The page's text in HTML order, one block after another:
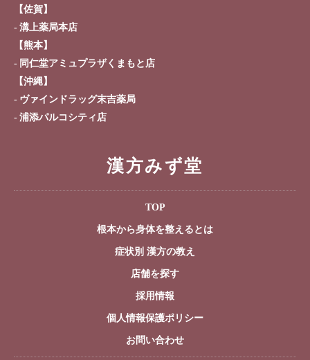
【佐賀】
溝上薬局本店
【熊本】
同仁堂アミュプラザくまもと店
【沖縄】
ヴァインドラッグ末吉薬局
浦添パルコシティ店
漢方みず堂
TOP
根本から身体を整えるとは
症状別 漢方の教え
店舗を探す
採用情報
個人情報保護ポリシー
お問い合わせ